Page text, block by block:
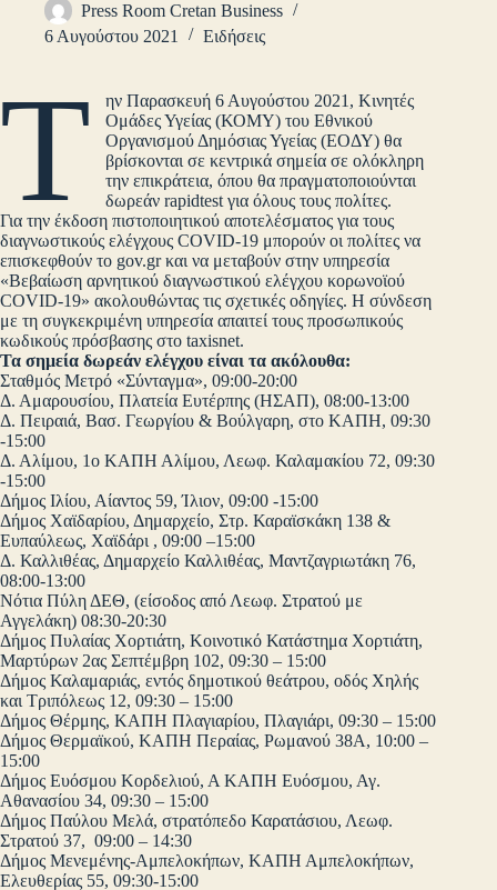
Press Room Cretan Business
6 Αυγούστου 2021
Ειδήσεις
Τ
ην Παρασκευή 6 Αυγούστου 2021, Κινητές
Ομάδες Υγείας (ΚΟΜΥ) του Εθνικού
Οργανισμού Δημόσιας Υγείας (ΕΟΔΥ) θα
βρίσκονται σε κεντρικά σημεία σε ολόκληρη
την επικράτεια, όπου θα πραγματοποιούνται
δωρεάν rapidtest για όλους τους πολίτες.
Για την έκδοση πιστοποιητικού αποτελέσματος για τους
διαγνωστικούς ελέγχους COVID-19 μπορούν οι πολίτες να
επισκεφθούν το gov.gr και να μεταβούν στην υπηρεσία
«Βεβαίωση αρνητικού διαγνωστικού ελέγχου κορωνοϊού
COVID-19» ακολουθώντας τις σχετικές οδηγίες. Η σύνδεση
με τη συγκεκριμένη υπηρεσία απαιτεί τους προσωπικούς
κωδικούς πρόσβασης στο taxisnet.
Τα σημεία δωρεάν ελέγχου είναι τα ακόλουθα:
Σταθμός Μετρό «Σύνταγμα», 09:00-20:00
Δ. Αμαρουσίου, Πλατεία Ευτέρπης (ΗΣΑΠ), 08:00-13:00
Δ. Πειραιά, Βασ. Γεωργίου & Βούλγαρη, στο ΚΑΠΗ, 09:30
-15:00
Δ. Αλίμου, 1ο ΚΑΠΗ Αλίμου, Λεωφ. Καλαμακίου 72, 09:30
-15:00
Δήμος Ιλίου, Αίαντος 59, Ίλιον, 09:00 -15:00
Δήμος Χαϊδαρίου, Δημαρχείο, Στρ. Καραϊσκάκη 138 &
Ευπαύλεως, Χαϊδάρι , 09:00 –15:00
Δ. Καλλιθέας, Δημαρχείο Καλλιθέας, Μαντζαγριωτάκη 76,
08:00-13:00
Νότια Πύλη ΔΕΘ, (είσοδος από Λεωφ. Στρατού με
Αγγελάκη) 08:30-20:30
Δήμος Πυλαίας Χορτιάτη, Κοινοτικό Κατάστημα Χορτιάτη,
Μαρτύρων 2ας Σεπτέμβρη 102, 09:30 – 15:00
Δήμος Καλαμαριάς, εντός δημοτικού θεάτρου, οδός Χηλής
και Τριπόλεως 12, 09:30 – 15:00
Δήμος Θέρμης, ΚΑΠΗ Πλαγιαρίου, Πλαγιάρι, 09:30 – 15:00
Δήμος Θερμαϊκού, ΚΑΠΗ Περαίας, Ρωμανού 38Α, 10:00 –
15:00
Δήμος Ευόσμου Κορδελιού, Α ΚΑΠΗ Ευόσμου, Αγ.
Αθανασίου 34, 09:30 – 15:00
Δήμος Παύλου Μελά, στρατόπεδο Καρατάσιου, Λεωφ.
Στρατού 37, 09:00 – 14:30
Δήμος Μενεμένης-Αμπελοκήπων, ΚΑΠΗ Αμπελοκήπων,
Ελευθερίας 55, 09:30-15:00